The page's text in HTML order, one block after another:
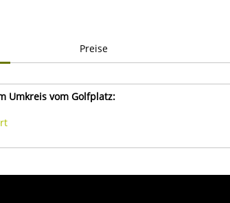
Preise
Umkreis vom Golfplatz: